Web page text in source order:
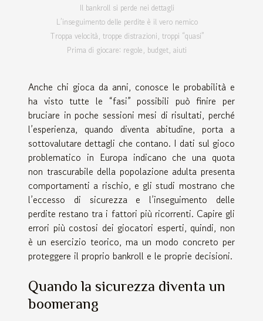
Il bankroll si perde nei dettagli
L’inseguimento delle perdite è il vero nemico
Troppa velocità, troppe distrazioni, troppi “quasi”
Prima di giocare: regole, budget, aiuti
Anche chi gioca da anni, conosce le probabilità e
ha visto tutte le “fasi” possibili può finire per
bruciare in poche sessioni mesi di risultati, perché
l’esperienza, quando diventa abitudine, porta a
sottovalutare dettagli che contano. I dati sul gioco
problematico in Europa indicano che una quota
non trascurabile della popolazione adulta presenta
comportamenti a rischio, e gli studi mostrano che
l’eccesso di sicurezza e l’inseguimento delle
perdite restano tra i fattori più ricorrenti. Capire gli
errori più costosi dei giocatori esperti, quindi, non
è un esercizio teorico, ma un modo concreto per
proteggere il proprio bankroll e le proprie decisioni.
Quando la sicurezza diventa un
boomerang